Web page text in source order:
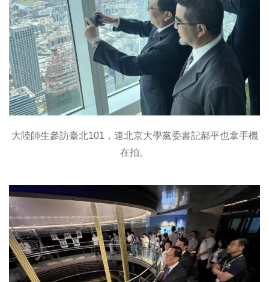
大陸師生參訪臺北101，連北京大學黨委書記郝平也拿手機
在拍。